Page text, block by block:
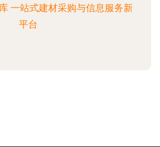
一站式建材采购与信息服务新
平台